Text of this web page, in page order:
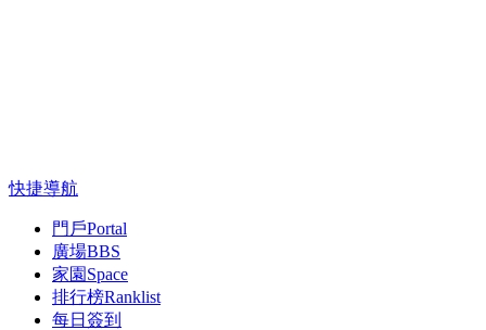
快捷導航
門戶Portal
廣場BBS
家園 Space
排行榜Ranklist
每日簽到